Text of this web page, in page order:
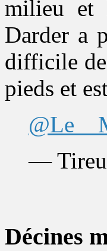
milieu et
Darder a
difficile de
pieds et
—
Décines